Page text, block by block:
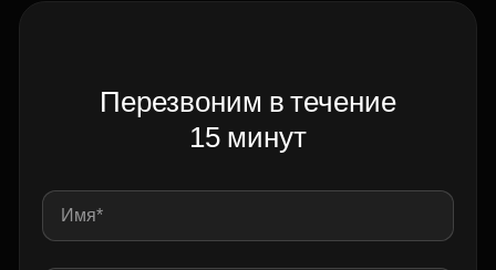
Перезвоним в течение
15 минут